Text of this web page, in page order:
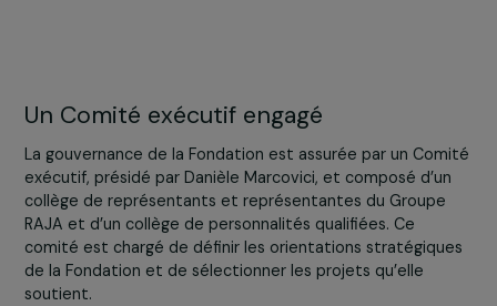
Un Comité exécutif engagé
La gouvernance de la Fondation est assurée par un
exécutif, présidé par Danièle Marcovici, et composé
collège de représentants et représentantes du Groupe